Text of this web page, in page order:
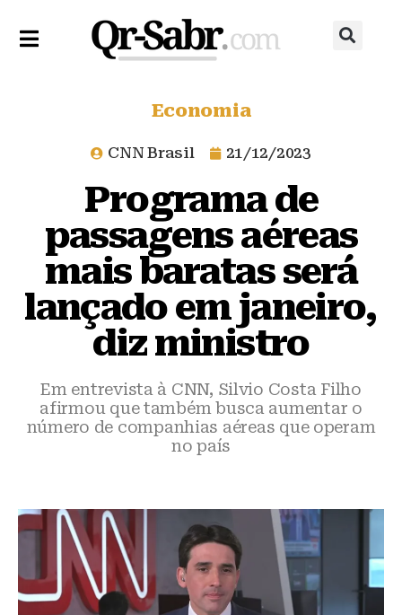
Economia
CNN Brasil 21/12/2023
Programa de
passagens aéreas
mais baratas será
lançado em janeiro,
diz ministro
Em entrevista à CNN, Silvio Costa Filho
afirmou que também busca aumentar o
número de companhias aéreas que operam
no país